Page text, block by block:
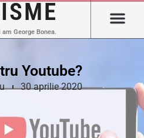
George Bonea.
Youtube?
30 aprilie 2020